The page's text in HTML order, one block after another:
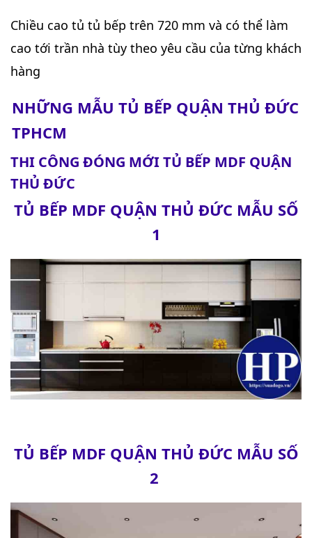
Chiều cao tủ tủ bếp trên 720 mm và có thể làm
cao tới trần nhà tùy theo yêu cầu của từng khách
hàng
NHỮNG MẪU TỦ BẾP QUẬN THỦ ĐỨC
TPHCM
THI CÔNG ĐÓNG MỚI TỦ BẾP MDF QUẬN
THỦ ĐỨC
TỦ BẾP MDF QUẬN THỦ ĐỨC MẪU SỐ
1
TỦ BẾP MDF QUẬN THỦ ĐỨC MẪU SỐ
2